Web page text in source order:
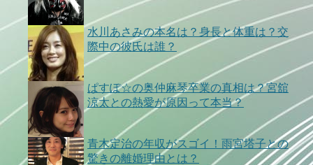
水川あさみの本名は？身長と体重は？交
際中の彼氏は誰？
ぱすぽ☆の奥仲麻琴卒業の真相は？宮舘
涼太との熱愛が原因って本当？
青木定治の年収がスゴイ！雨宮塔子との
驚きの離婚理由とは？